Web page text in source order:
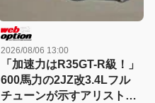
2026/08/06 13:00
「加速力はR35GT-R級！」
600馬力の2JZ改3.4Lフル
チューンが示すアリストの